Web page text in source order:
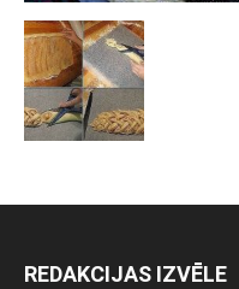
REDAKCIJAS IZVĒLE